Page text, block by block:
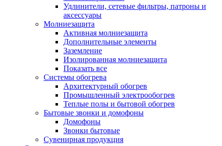
Удлинители, сетевые фильтры, патроны и
аксессуары
Молниезащита
Активная молниезащита
Дополнительные элементы
Заземление
Изолированная молниезащита
Показать все
Системы обогрева
Архитектурный обогрев
Промышленный электрообогрев
Теплые полы и бытовой обогрев
Бытовые звонки и домофоны
Домофоны
Звонки бытовые
Сувенирная продукция